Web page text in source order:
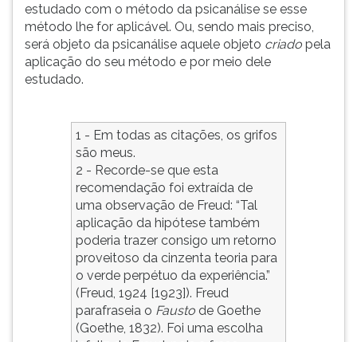
estudado com o método da psicanálise se esse
método lhe for aplicável. Ou, sendo mais preciso,
será objeto da psicanálise aquele objeto criado pela
aplicação do seu método e por meio dele
estudado.
1 - Em todas as citações, os grifos
são meus.
2 - Recorde-se que esta
recomendação foi extraída de
uma observação de Freud: “Tal
aplicação da hipótese também
poderia trazer consigo um retorno
proveitoso da cinzenta teoria para
o verde perpétuo da experiência.”
(Freud, 1924 [1923]). Freud
parafraseia o Faustode Goethe
(Goethe, 1832). Foi uma escolha